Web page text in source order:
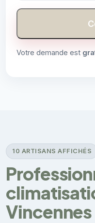
Votre demande est
10 ARTISANS AFFICHÉS
Vincennes